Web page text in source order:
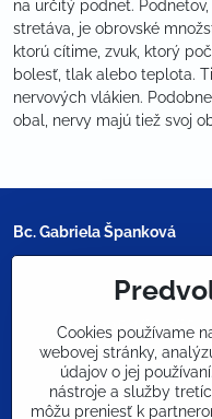
na určitý podnet.
stretáva, je obrovské
ktorú cítime, zvuk, ktorý
bolesť, tlak alebo teplota.
nervových vlákien.
obal, nervy majú tiež svoj
Bc. Gabriela Španková
+421 905 165 265
Whatsapp
Cookies používame
webovej stránky,
údajov o jej
nástroje a služby
môžu preniesť k